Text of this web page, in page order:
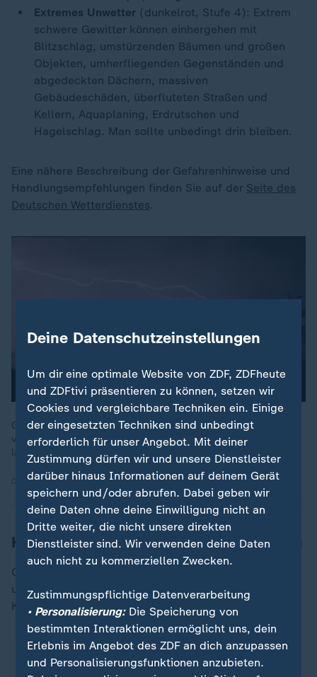
Extremes Unwetter (dunkelrot, Stufe 4): Extrem
schwere Gewitter können einhergehen mit
Blitzschlag, umstürzenden Bäumen und großen
Objekten, umherfliegenden Gegenständen und
abgedeckten Dächern, massiven
Gebäudeschäden, überfluteten Straßen und
Kellern, Aquaplaning, Erdrutschen und
Hagelschlag. Man sollte unbedingt drin bleiben.
Eine nähere Beschreibung der Gefahrenhinweise und
Handlungsempfehlungen finden Sie auf der Seite des
Deutschen Wetterdienstes.
Gewitter und Blitze sind schön anzusehen, werden aber von
vielen Menschen sehr unterschätzt. Was sollte man tun und
lassen, wenn ein Unwetter aufzieht?
09.08.2024 | 2:18 min
Karte: Hier gelten Warnungen vor Regen
Gewitter bringen oft auch heftigen Regen mit sich. Ob
und wo genau aktuell Warnungen gelten, zeigt diese
Karte:
Hier warnt der DWD vor Regen
ZDFheute Infografik
Deine Datenschutzeinstellungen
Um dir eine optimale Website von ZDF, ZDFheute
und ZDFtivi präsentieren zu können, setzen wir
Cookies und vergleichbare Techniken ein. Einige
der eingesetzten Techniken sind unbedingt
erforderlich für unser Angebot. Mit deiner
Zustimmung dürfen wir und unsere Dienstleister
darüber hinaus Informationen auf deinem Gerät
speichern und/oder abrufen. Dabei geben wir
deine Daten ohne deine Einwilligung nicht an
Dritte weiter, die nicht unsere direkten
Dienstleister sind. Wir verwenden deine Daten
auch nicht zu kommerziellen Zwecken.
Zustimmungspflichtige Datenverarbeitung
• Personalisierung:Die Speicherung von
bestimmten Interaktionen ermöglicht uns, dein
Erlebnis im Angebot des ZDF an dich anzupassen
und Personalisierungsfunktionen anzubieten.